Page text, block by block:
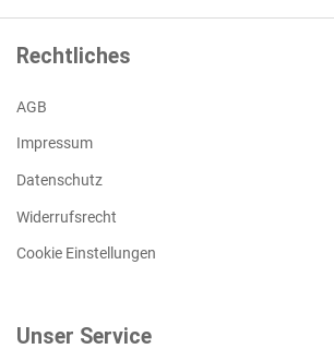
Rechtliches
AGB
Impressum
Datenschutz
Widerrufsrecht
Cookie Einstellungen
Unser Service